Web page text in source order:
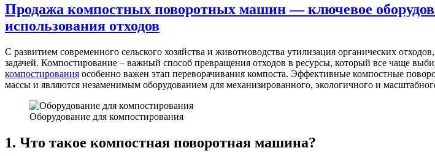
Продажа компостных поворотных машин — ключевое
использования отходов
С развитием современного сельского хозяйства и животноводства утилизация органических
задачей. Компостирование – важный способ превращения отходов в ресурсы, который все чаще
компостирования особенно важен этап переворачивания компоста. Эффективные компостные
массы и являются незаменимым оборудованием для механизированного, экологичного и
Оборудование для компостирования
1. Что такое компостная поворотная машина?